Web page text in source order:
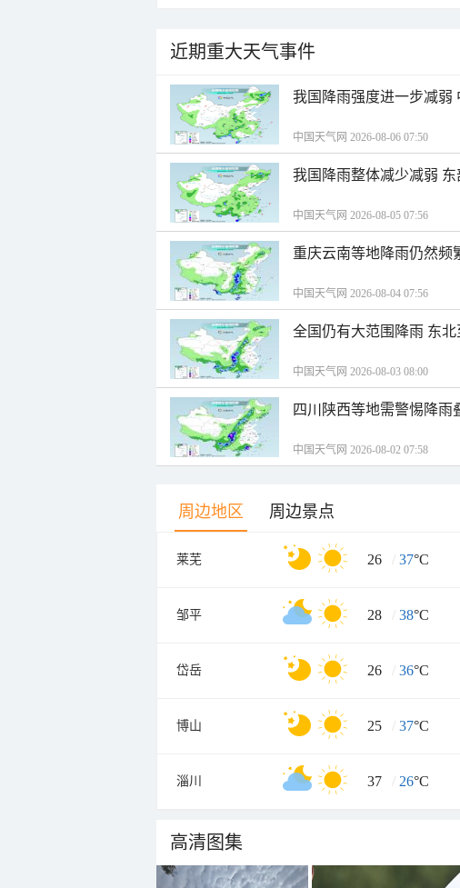
近期重大天气事件
我国降雨强度进一步减
中国天气网 2026-08-06 07:50
我国降雨整体减少减弱
中国天气网 2026-08-05 07:56
重庆云南等地降雨仍然频
中国天气网 2026-08-04 07:56
全国仍有大范围降雨 东
中国天气网 2026-08-03 08:00
四川陕西等地需警惕降雨
中国天气网 2026-08-02 07:58
周边地区 周边景点
莱芜 26 / 37°C
邹平 28 / 38°C
岱岳 26 / 36°C
博山 25 / 37°C
淄川 37 / 26°C
高清图集